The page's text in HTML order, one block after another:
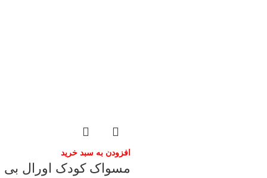
افزودن به سبد خرید
مسواک کودک اورال بی